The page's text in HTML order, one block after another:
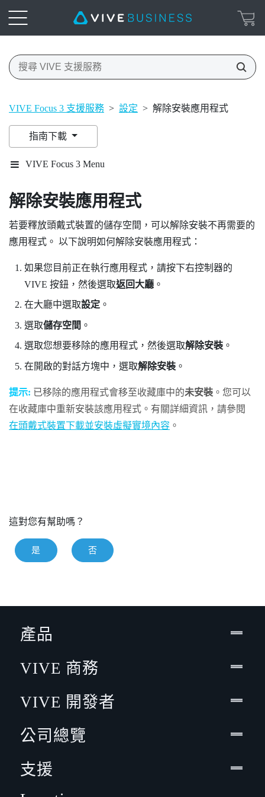
VIVE Focus 3 支援服務 > 設定 > 解除安裝應用程式
指南下載
VIVE Focus 3 Menu
解除安裝應用程式
若要釋放頭戴式裝置的儲存空間，可以解除安裝不再需要的
應用程式。 以下說明如何解除安裝應用程式：
如果您目前正在執行應用程式，請按下右控制器的
VIVE 按鈕，然後選取返回大廳。
在大廳中選取設定。
選取儲存空間 。
選取您想要移除的應用程式，然後選取解除安裝。
在開啟的對話方塊中，選取解除安裝。
提示: 已移除的應用程式會移至收藏庫中的未安裝 。您可以
在收藏庫中重新安裝該應用程式。有關詳細資訊，請參閱
在頭戴式裝置下載並安裝虛擬實境內容 。
這對您有幫助嗎？
是 否
產品
VIVE 商務
VIVE 開發者
公司總覽
支援